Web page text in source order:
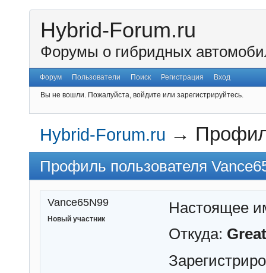
Hybrid-Forum.ru
Форумы о гибридных
Форум Пользователи Поиск Регистрация Вход
Вы не вошли. Пожалуйста, войдите или зарегистрируйтесь.
Hybrid-Forum.ru →
Профиль пользователя
Vance65N99
Новый участник
Настоящее
Откуда: